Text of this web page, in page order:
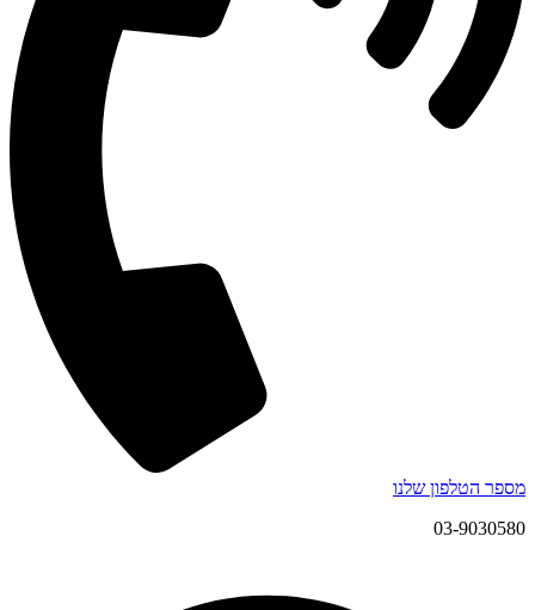
מספר הטלפון שלנו
03-9030580